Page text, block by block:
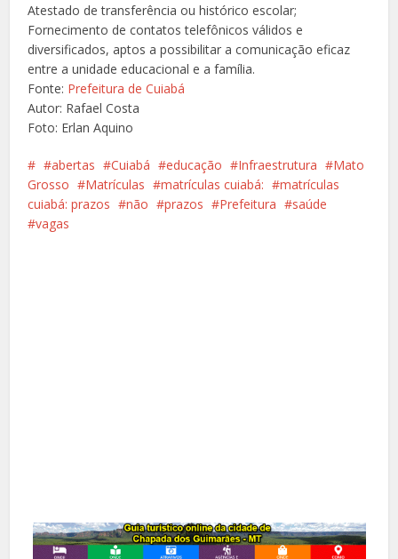
Atestado de transferência ou histórico escolar;
Fornecimento de contatos telefônicos válidos e
diversificados, aptos a possibilitar a comunicação eficaz
entre a unidade educacional e a família.
Fonte: Prefeitura de Cuiabá
Autor: Rafael Costa
Foto: Erlan Aquino
abertas Cuiabá educação Infraestrutura
Mato
Grosso
Matrículas matrículas cuiabá:
matrículas
cuiabá: prazos
não prazos Prefeitura
saúde
vagas